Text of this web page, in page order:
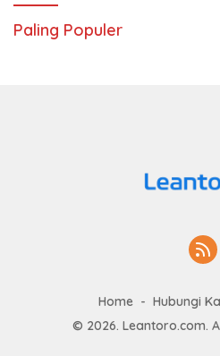
Paling Populer
Home Hubungi
© 2026. Leantoro.com.